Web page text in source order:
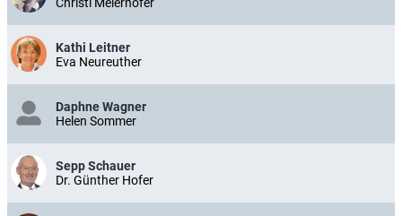
Kathi Leitner
Eva Neureuther
Daphne Wagner
Helen Sommer
Sepp Schauer
Dr. Günther Hofer